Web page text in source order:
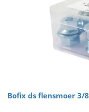
Bofix ds flensmoer 3/